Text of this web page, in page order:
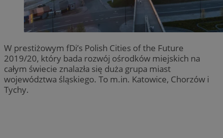
W prestiżowym fDi’s Polish Cities of the Future
2019/20, który bada rozwój ośrodków miejskich na
całym świecie znalazła się duża grupa miast
województwa śląskiego. To m.in. Katowice, Chorzów i
Tychy.